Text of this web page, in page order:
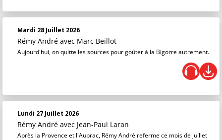
Mardi 28 Juillet 2026
Rémy André avec Marc Beillot
Aujourd'hui, on quitte les sources pour goûter à la Bigorre autrement.
Lundi 27 Juillet 2026
Rémy André avec Jean-Paul Laran
Après la Provence et l'Aubrac, Rémy André referme ce mois de juillet